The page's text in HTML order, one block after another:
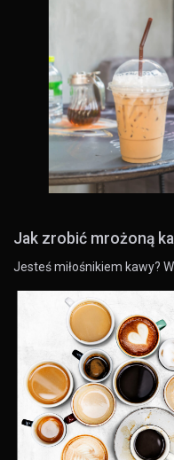
Jak zrobić mrożoną
Jesteś miłośnikiem kawy?